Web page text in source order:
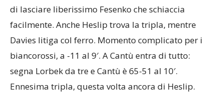
di lasciare liberissimo Fesenko che schiaccia
facilmente. Anche Heslip trova la tripla, mentre
Davies litiga col ferro. Momento complicato per i
biancorossi, a -11 al 9′. A Cantù entra di tutto:
segna Lorbek da tre e Cantù è 65-51 al 10′.
Ennesima tripla, questa volta ancora di Heslip.